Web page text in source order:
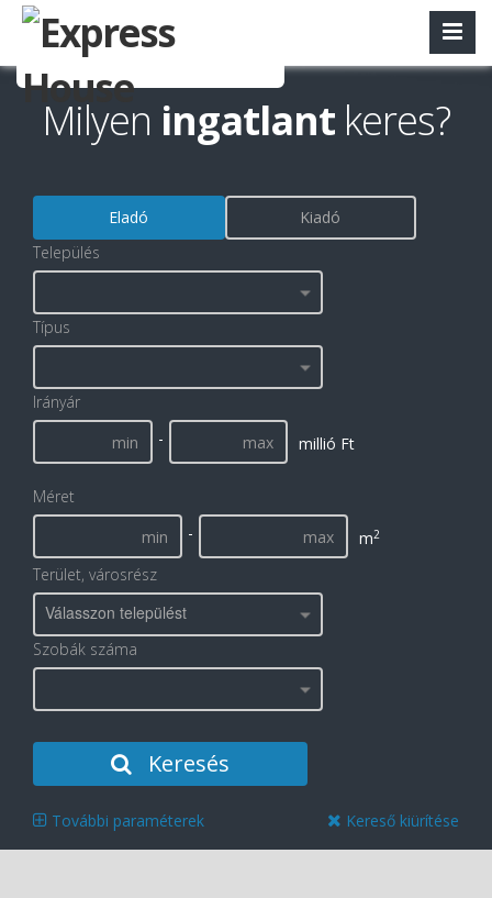
Milyen ingatlant keres?
Eladó
Kiadó
Település
Típus
Irányár
-
millió Ft
Méret
-
m2
Terület, városrész
Válasszon települést
Szobák száma
Keresés
További paraméterek Kereső kiürítése